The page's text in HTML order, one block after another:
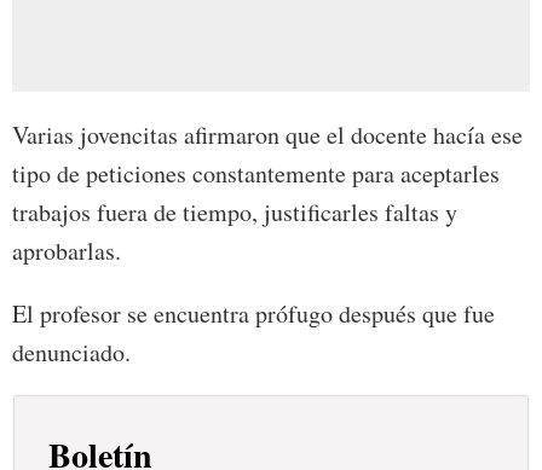
Varias jovencitas afirmaron que el docente hacía ese
tipo de peticiones constantemente para aceptarles
trabajos fuera de tiempo, justificarles faltas y
aprobarlas.
El profesor se encuentra prófugo después que fue
denunciado.
Boletín